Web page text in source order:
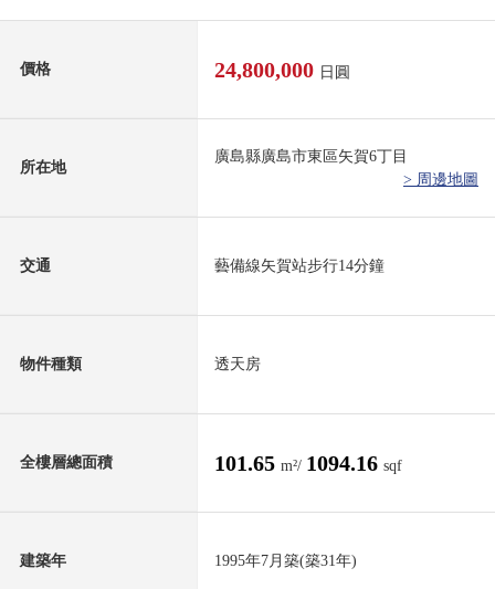
價格 24,800,000 日圓
所在地
廣島縣廣島市東區矢賀6丁目
> 周邊地圖
交通 藝備線矢賀站步行14分鐘
物件種類 透天房
全樓層總面積 101.65 m²/ 1094.16 sqf
建築年 1995年7月築(築31年)